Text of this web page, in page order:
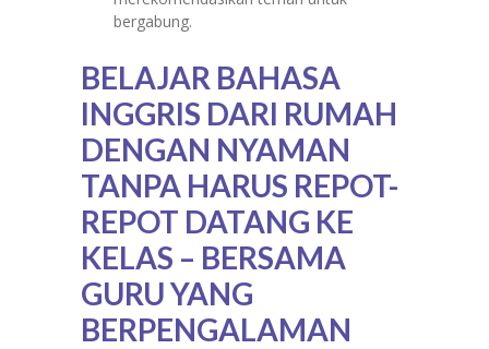
bergabung.
BELAJAR BAHASA
INGGRIS DARI RUMAH
DENGAN NYAMAN
TANPA HARUS REPOT-
REPOT DATANG KE
KELAS – BERSAMA
GURU YANG
BERPENGALAMAN